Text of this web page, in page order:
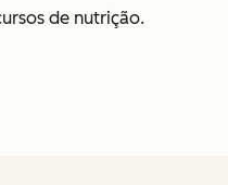
de nutrição.